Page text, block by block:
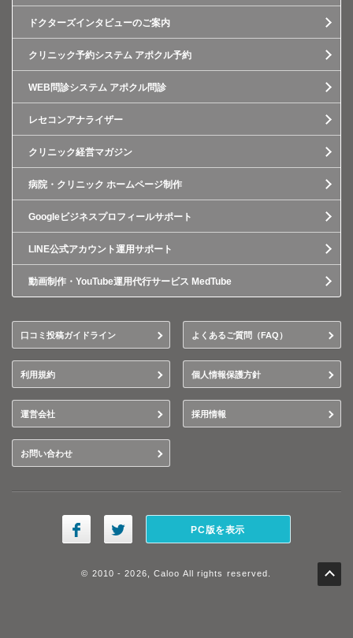
ドクターズインタビューのご案内
クリニック予約システム アポクル予約
WEB問診システム アポクル問診
レセコンアナライザー
クリニック経営マガジン
病院・クリニック ホームページ制作
Googleビジネスプロフィールサポート
LINE公式アカウント運用サポート
動画制作・YouTube運用代行サービス MedTube
口コミ投稿ガイドライン よくあるご質問（FAQ）
利用規約 個人情報保護方針
運営会社 採用情報
お問い合わせ
PC版を表示
© 2010 - 2026, Caloo All rights reserved.